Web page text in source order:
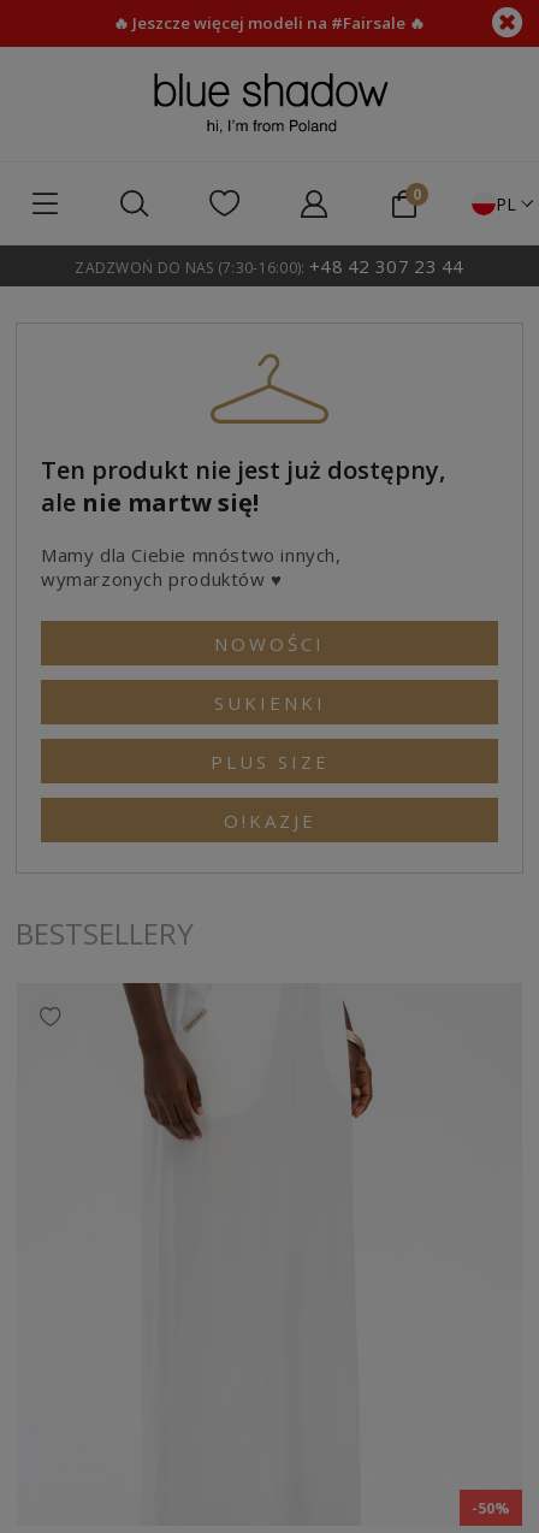
🔥 Jeszcze więcej modeli na #Fairsale 🔥
PL
ZADZWOŃ DO NAS (7:30-16:00): +48 42 307 23 44
Ten produkt nie jest już dostępny,
ale nie martw się!
Mamy dla Ciebie mnóstwo innych,
wymarzonych produktów ♥
NOWOŚCI
SUKIENKI
PLUS SIZE
O!KAZJE
BESTSELLERY
-50%